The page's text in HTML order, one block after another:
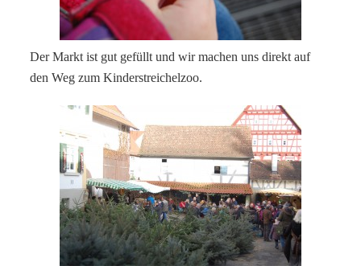
Der Markt ist gut gefüllt und wir machen uns direkt auf
den Weg zum Kinderstreichelzoo.